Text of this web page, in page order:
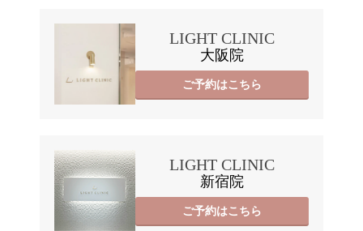
LIGHT CLINIC
大阪院
ご予約はこちら
LIGHT CLINIC
新宿院
ご予約はこちら